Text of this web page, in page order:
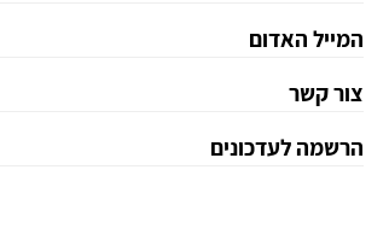
המייל האדום
צור קשר
הרשמה לעדכונים